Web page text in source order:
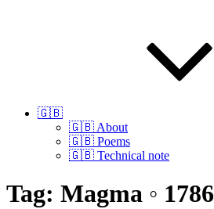
🇬🇧
🇬🇧 About
🇬🇧 Poems
🇬🇧 Technical note
Tag: Magma ◦ 1786